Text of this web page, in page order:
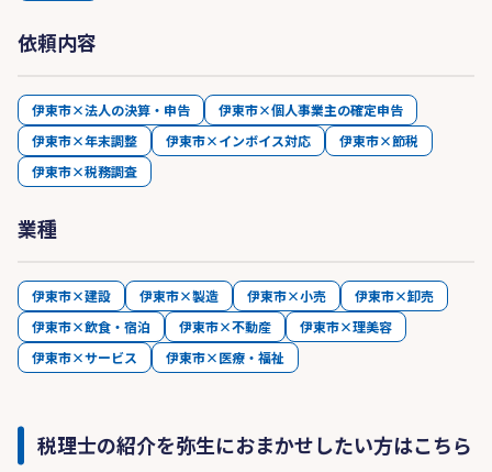
依頼内容
伊東市×法人の決算・申告
伊東市×個人事業主の確定申告
伊東市×年末調整
伊東市×インボイス対応
伊東市×節税
伊東市×税務調査
業種
伊東市×建設 伊東市×製造 伊東市×小売
伊東市×卸売
伊東市×飲食・宿泊
伊東市×不動産
伊東市×理美容
伊東市×サービス
伊東市×医療・福祉
税理士の紹介を弥生におまかせしたい方はこちら